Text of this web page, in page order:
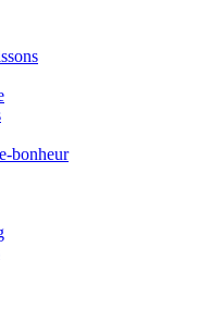
bonheur